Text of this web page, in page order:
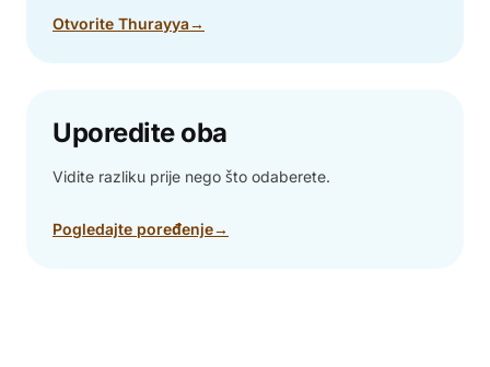
Otvorite Thurayya→
Uporedite oba
Vidite razliku prije nego što odaberete.
Pogledajte poređenje→